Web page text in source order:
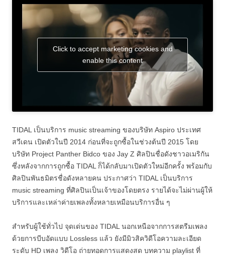
Click to accept marketing cookies and
enable this content
TIDAL เป็นบริการ music streaming ของบริษัท Aspiro ประเทศ
สวีเดน เปิดตัวในปี 2014 ก่อนที่จะถูกซื้อในช่วงต้นปี 2015 โดย
บริษัท Project Panther Bidco ของ Jay Z ศิลปินชื่อดังชาวอเมริกัน
ซึ่งหลังจากการถูกซื้อ TIDAL ก็ได้กลับมาเปิดตัวใหม่อีกครั้ง พร้อมกับ
ศิลปินพันธมิตรชื่อดังหลายคน ประกาศว่า TIDAL เป็นบริการ
music streaming ที่ศิลปินเป็นเจ้าของโดยตรง รายได้จะไม่ผ่านผู้ให้
บริการและเหล่าค่ายเพลงทั้งหลายเหมือนบริการอื่น ๆ
สำหรับผู้ใช้ทั่วไป จุดเด่นของ TIDAL นอกเหนือจากการสตรีมเพลง
ด้วยการบีบอัดแบบ Lossless แล้ว ยังมีมิวสิควิดีโอความละเอียด
ระดับ HD เพลง วิดีโอ ถ่ายทอดการแสดงสด บทความ playlist ที่